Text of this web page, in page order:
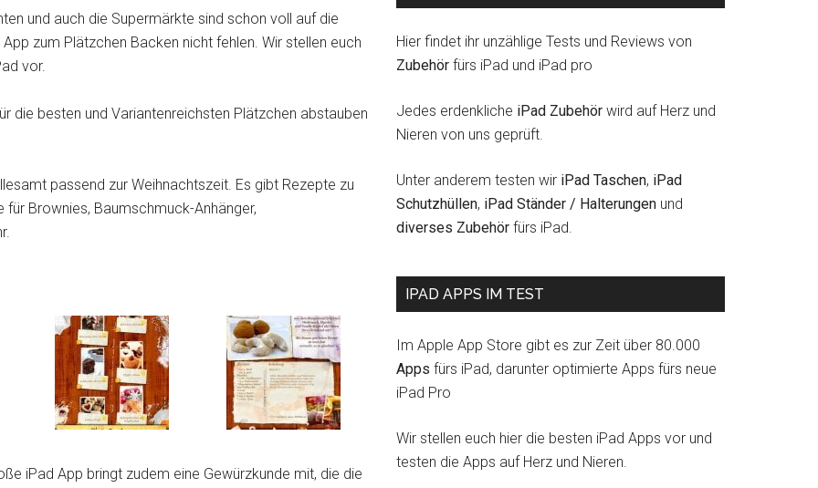
und auch die Supermärkte sind schon voll auf die
zum Plätzchen Backen nicht fehlen. Wir stellen euch
vor.
die besten und Variantenreichsten Plätzchen abstauben
passend zur Weihnachtszeit. Es gibt Rezepte zu
Brownies, Baumschmuck-Anhänger,
iPad App bringt zudem eine Gewürzkunde mit, die die
Hier findet ihr unzählige Tests und Reviews von
Zubehör fürs iPad und iPad pro
Jedes erdenkliche iPad Zubehör wird auf Herz und
Nieren von uns geprüft.
Unter anderem testen wir iPad Taschen, iPad
Schutzhüllen, iPad Ständer / Halterungen und
diverses Zubehör fürs iPad.
IPAD APPS IM TEST
Im Apple App Store gibt es zur Zeit über 80.000
Apps fürs iPad, darunter optimierte Apps fürs neue
iPad Pro
Wir stellen euch hier die besten iPad Apps vor und
testen die Apps auf Herz und Nieren.